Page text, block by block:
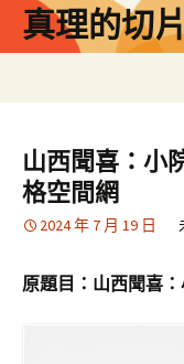
真理的切
山西聞喜：小
格空間網
2024 年 7 月 19 日
原題目：山西聞喜